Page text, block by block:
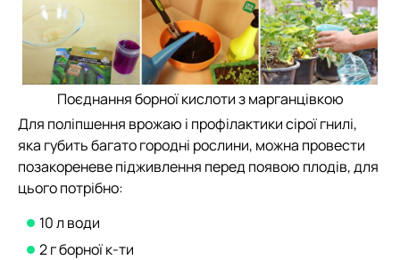
Поєднання борної кислоти з марганцівкою
Для поліпшення врожаю і профілактики сірої гнилі,
яка губить багато городні рослини, можна провести
позакореневе підживлення перед появою плодів, для
цього потрібно:
10 л води
2 г борної к-ти